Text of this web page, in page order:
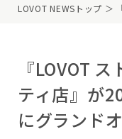
LOVOT NEWSトップ ＞
『LOVOT
ティ店』が
にグランド